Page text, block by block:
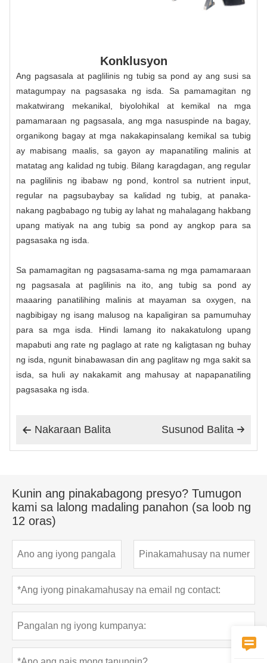
Konklusyon
Ang pagsasala at paglilinis ng tubig sa pond ay ang susi sa
matagumpay na pagsasaka ng isda. Sa pamamagitan ng
makatwirang mekanikal, biyolohikal at kemikal na mga
pamamaraan ng pagsasala, ang mga nasuspinde na bagay,
organikong bagay at mga nakakapinsalang kemikal sa tubig
ay mabisang maalis, sa gayon ay mapanatiling malinis at
matatag ang kalidad ng tubig. Bilang karagdagan, ang regular
na paglilinis ng ibabaw ng pond, kontrol sa nutrient input,
regular na pagsubaybay sa kalidad ng tubig, at panaka-
nakang pagbabago ng tubig ay lahat ng mahalagang hakbang
upang matiyak na ang tubig sa pond ay angkop para sa
pagsasaka ng isda.
Sa pamamagitan ng pagsasama-sama ng mga pamamaraan
ng pagsasala at paglilinis na ito, ang tubig sa pond ay
maaaring panatilihing malinis at mayaman sa oxygen, na
nagbibigay ng isang malusog na kapaligiran sa pamumuhay
para sa mga isda. Hindi lamang ito nakakatulong upang
mapabuti ang rate ng paglago at rate ng kaligtasan ng buhay
ng isda, ngunit binabawasan din ang paglitaw ng mga sakit sa
isda, sa huli ay nakakamit ang mahusay at napapanatiling
pagsasaka ng isda.
 Nakaraan Balita 
Susunod Balita
Kunin ang pinakabagong presyo? Tumugon
kami sa lalong madaling panahon (sa loob ng
12 oras)
